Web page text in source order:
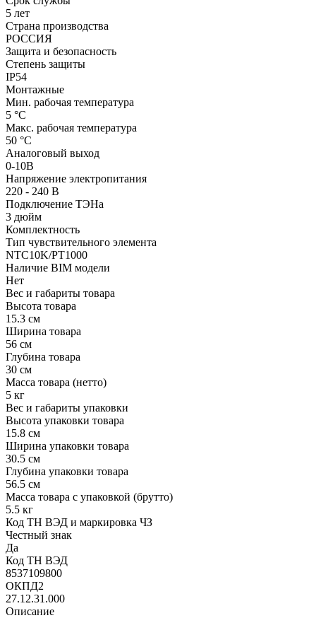
5 лет
Страна производства
РОССИЯ
Защита и безопасность
Степень защиты
IP54
Монтажные
Мин. рабочая температура
5 °С
Макс. рабочая температура
50 °С
Аналоговый выход
0-10В
Напряжение электропитания
220 - 240 В
Подключение ТЭНа
3 дюйм
Комплектность
Тип чувствительного элемента
NTC10K/PT1000
Наличие BIM модели
Нет
Вес и габариты товара
Высота товара
15.3 см
Ширина товара
56 см
Глубина товара
30 см
Масса товара (нетто)
5 кг
Вес и габариты упаковки
Высота упаковки товара
15.8 см
Ширина упаковки товара
30.5 см
Глубина упаковки товара
56.5 см
Масса товара с упаковкой (брутто)
5.5 кг
Код ТН ВЭД и маркировка ЧЗ
Честный знак
Да
Код ТН ВЭД
8537109800
ОКПД2
27.12.31.000
Описание